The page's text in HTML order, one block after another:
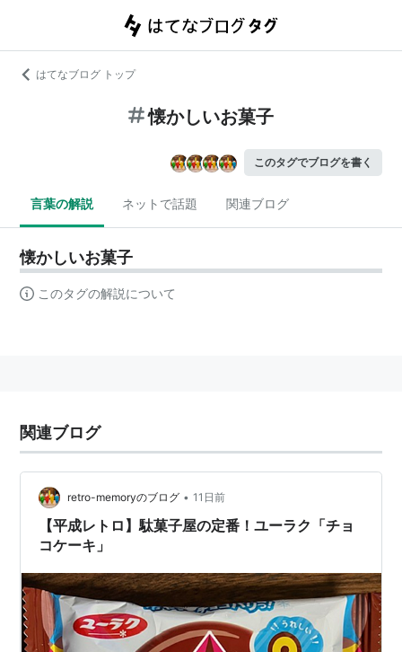
はてなブログ トップ
懐かしいお菓子
このタグでブログを書く
言葉の解説 ネットで話題 関連ブログ
懐かしいお菓子
このタグの解説について
関連ブログ
retro-memoryのブログ • 11日前
【平成レトロ】駄菓子屋の定番！ユーラク「チョ
コケーキ」